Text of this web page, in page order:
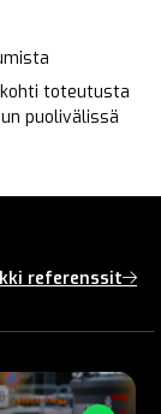
toteutusta
puolivälissä
referenssit